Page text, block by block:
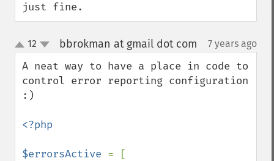
just fine.
up
down
12 bbrokman at gmail dot com 7 years ago
A neat way to have a place in code to
control error reporting configuration
:)
<?php
$errorsActive = [